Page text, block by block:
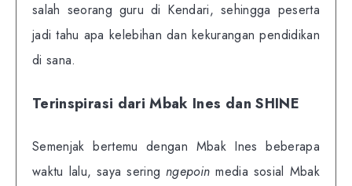
salah seorang guru di Kendari, sehingga peserta
jadi tahu apa kelebihan dan kekurangan pendidikan
di sana.
Terinspirasi dari Mbak Ines dan SHINE
Semenjak bertemu dengan Mbak Ines beberapa
waktu lalu, saya seringngepoin media sosial Mbak